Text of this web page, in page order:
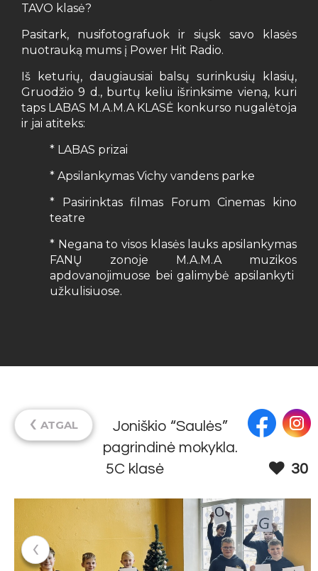
TAVO klasė?
Pasitark, nusifotografuok ir siųsk savo klasės
nuotrauką mums į Power Hit Radio.
Iš keturių, daugiausiai balsų surinkusių klasių,
Gruodžio 9 d., burtų keliu išrinksime vieną, kuri
taps LABAS M.A.M.A KLASĖ konkurso nugalėtoja
ir jai atiteks:
* LABAS prizai
* Apsilankymas Vichy vandens parke
* Pasirinktas filmas Forum Cinemas kino
teatre
* Negana to visos klasės lauks apsilankymas
FANŲ zonoje M.A.M.A muzikos
apdovanojimuose bei galimybė apsilankyti
užkulisiuose.
‹
‹ ATGAL
Joniškio “Saulės”
pagrindinė mokykla.
5C klasė
30